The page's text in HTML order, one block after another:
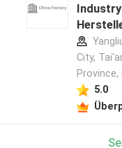
City,
Province,
5.0